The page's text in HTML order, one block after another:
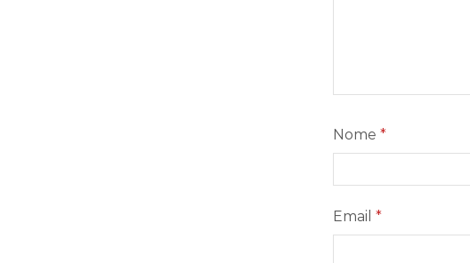
Nome *
Email *